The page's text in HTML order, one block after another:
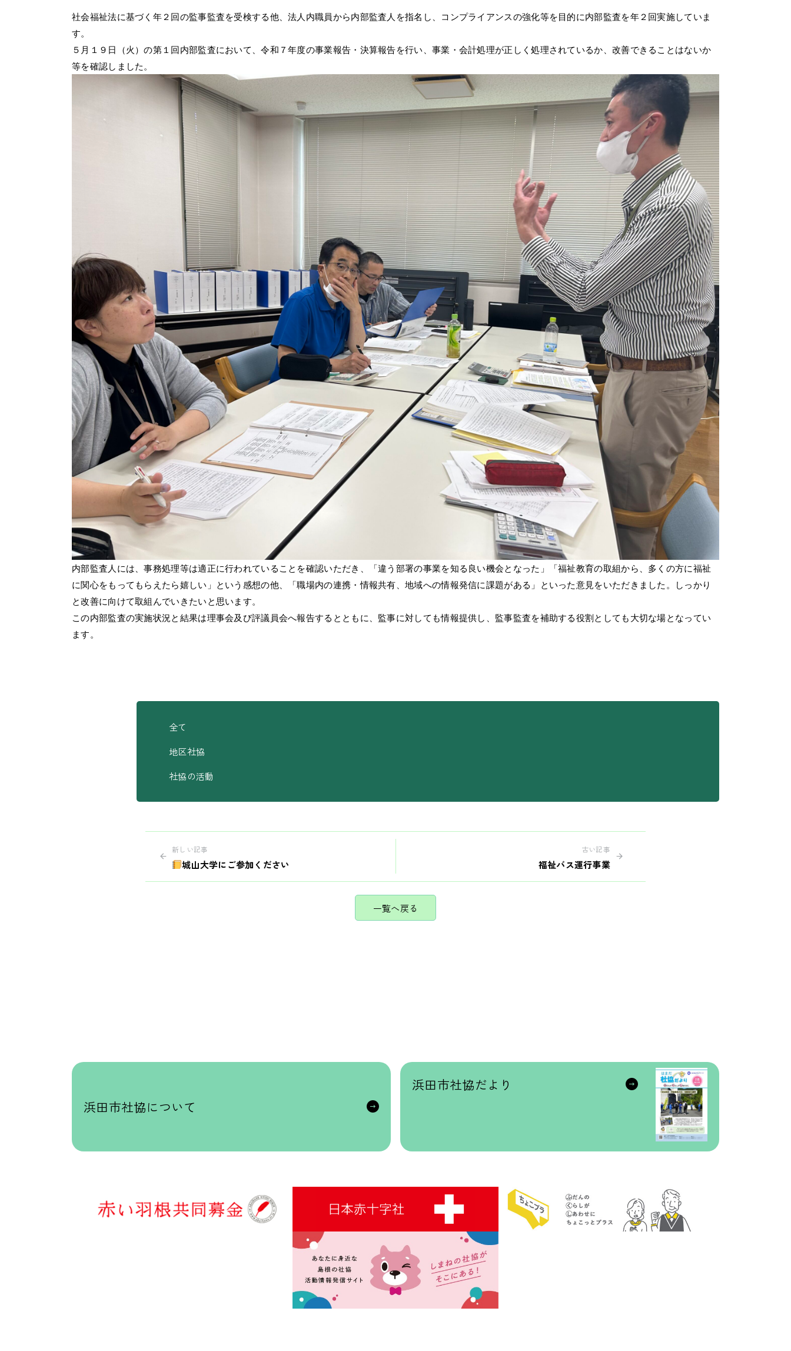
社会福祉法に基づく年２回の監事監査を受検する他、法人内職員から内部監査人を指名し、コンプライアンスの強化等を目的に内部監査を年２回実施していま
す。
５月１９日（火）の第１回内部監査において、令和７年度の事業報告・決算報告を行い、事業・会計処理が正しく処理されているか、改善できることはないか
等を確認しました。
内部監査人には、事務処理等は適正に行われていることを確認いただき、「違う部署の事業を知る良い機会となった」「福祉教育の取組から、多くの方に福祉
に関心をもってもらえたら嬉しい」という感想の他、「職場内の連携・情報共有、地域への情報発信に課題がある」といった意見をいただきました。しっかり
と改善に向けて取組んでいきたいと思います。
この内部監査の実施状況と結果は理事会及び評議員会へ報告するとともに、監事に対しても情報提供し、監事監査を補助する役割としても大切な場となってい
ます。
全て
地区社協
社協の活動
新しい記事
城山大学にご参加ください
古い記事
福祉バス運行事業
一覧へ戻る
浜田市社協について
浜田市社協だより